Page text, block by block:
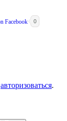
0
авторизоваться.